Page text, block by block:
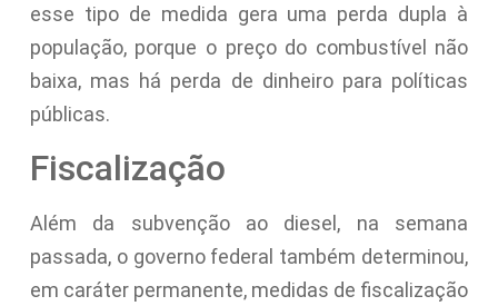
esse tipo de medida gera uma perda dupla à
população, porque o preço do combustível não
baixa, mas há perda de dinheiro para políticas
públicas.
Fiscalização
Além da subvenção ao diesel, na semana
passada, o governo federal também determinou,
em caráter permanente, medidas de fiscalização